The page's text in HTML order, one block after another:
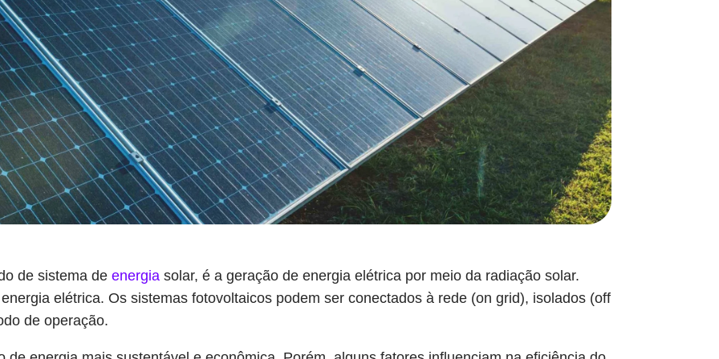
de sistema deenergia solar, é a geração de energia elétrica por meio da radiação solar.
elétrica. Os sistemas fotovoltaicos podem ser conectados à rede (on grid), isolados (off
de operação.